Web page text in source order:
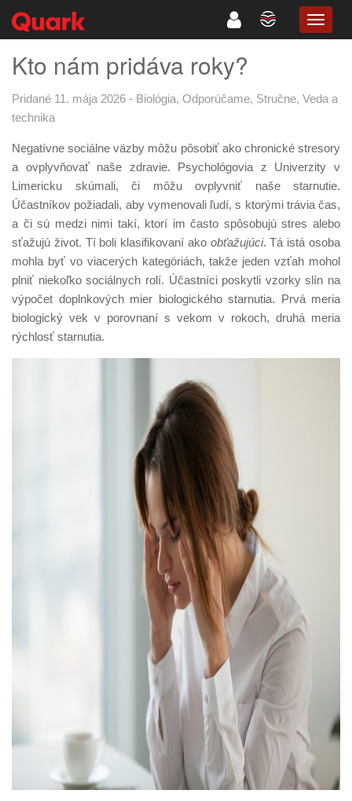
Kto nám pridáva roky?
Pridané 11. mája 2026 - Biológia, Odporúčame, Stručne, Veda a
technika
Negatívne sociálne väzby môžu pôsobiť ako chronické stresory
a ovplyvňovať naše zdravie. Psychológovia z Univerzity v
Limericku skúmali, či môžu ovplyvniť naše starnutie.
Účastníkov požiadali, aby vymenovali ľudí, s ktorými trávia čas,
a či sú medzi nimi takí, ktorí im často spôsobujú stres alebo
sťažujú život. Tí boli klasifikovaní ako obťažujúci. Tá istá osoba
mohla byť vo viacerých kategóriách, takže jeden vzťah mohol
plniť niekoľko sociálnych rolí. Účastníci poskytli vzorky slín na
výpočet doplnkových mier biologického starnutia. Prvá meria
biologický vek v porovnaní s vekom v rokoch, druhá meria
rýchlosť starnutia.